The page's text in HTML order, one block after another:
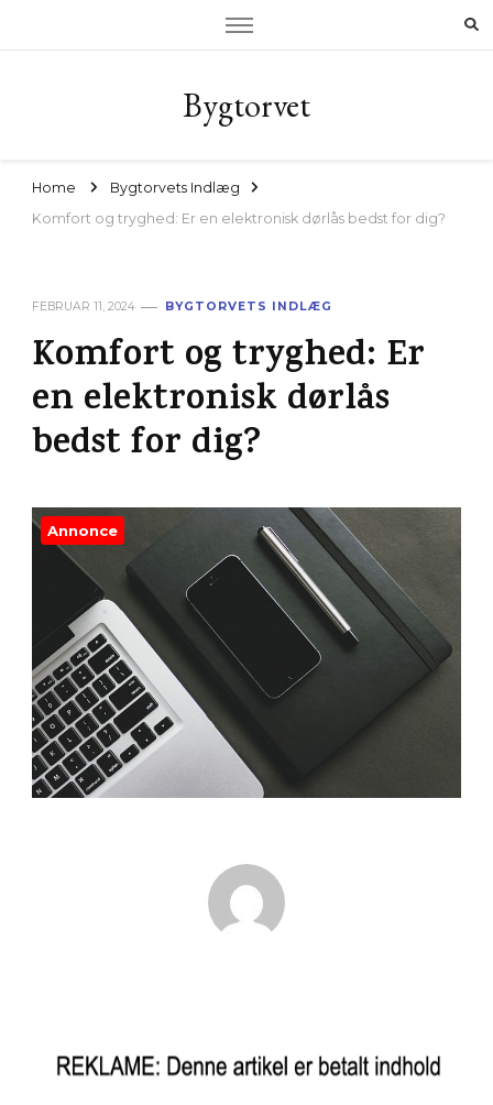
Bygtorvet
Home
Bygtorvets Indlæg
Komfort og tryghed: Er en elektronisk dørlås bedst for dig?
FEBRUAR 11, 2024 BYGTORVETS INDLÆG
Komfort og tryghed: Er
en elektronisk dørlås
bedst for dig?
Annonce